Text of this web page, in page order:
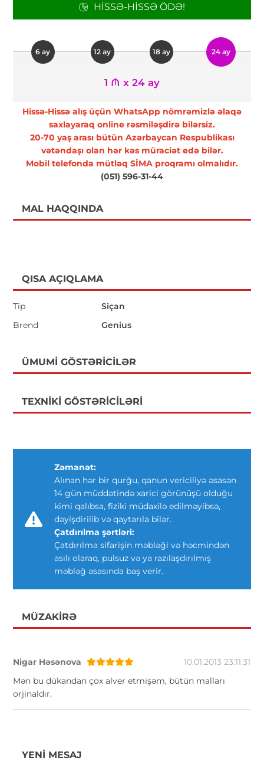
HISSƏ-HISSƏ ÖDƏ!
6 ay 12 ay 18 ay 24 ay
1 ₼ x 24 ay
Hissə-Hissə alış üçün WhatsApp nömrəmizlə əlaqə
saxlayaraq online rəsmiləşdirə bilərsiz.
20-70 yaş arası bütün Azərbaycan Respublikası
vətəndaşı olan hər kəs müraciət edə bilər.
Mobil telefonda mütləq SİMA proqramı olmalıdır.
(051) 596-31-44
MAL HAQQINDA
QISA AÇIQLAMA
Tip
Siçan
Brend
Genius
ÜMUMI GÖSTƏRICILƏR
TEXNIKI GÖSTƏRICILƏRI
Zəmanət:
Alınan hər bir qurğu, qanun vericiliyə əsasən
14 gün müddətində xarici görünüşü olduğu
kimi qalıbsa, fiziki müdaxilə edilməyibsə,
dəyişdirilib və qaytarıla bilər.
Çatdırılma şərtləri:
Çatdırılma sifarişin məbləği və həcmindən
asılı olaraq, pulsuz və ya razılaşdırılmış
məbləğ əsasında baş verir.
MÜZAKIRƏ
Nigar Həsənova
10.01.2013 23:11:31
Mən bu dükandan çox alver etmişəm, bütün malları
orjinaldır.
YENI MESAJ